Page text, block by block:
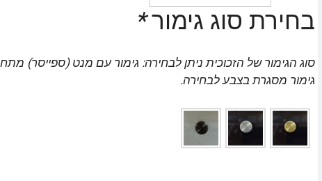
בחירת סוג גימור*
סוג הגימור של הזכוכית ניתן לבחירה: גימור עם מנט (ספייסר)
גימור מסגרת בצבע לבחירה.